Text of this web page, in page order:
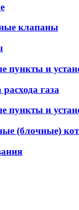
клапаны
пункты и
газа
пункты и
(блочные)